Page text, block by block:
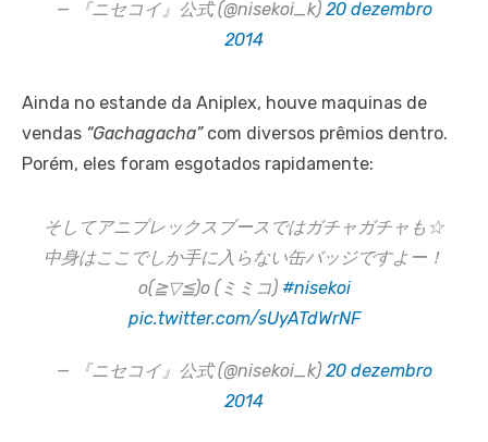
— 『ニセコイ』公式 (@nisekoi_k) 20 dezembro
2014
Ainda no estande da Aniplex, houve maquinas de
vendas “Gachagacha”com diversos prêmios dentro.
Porém, eles foram esgotados rapidamente:
そしてアニプレックスブースではガチャガチャも☆
中身はここでしか手に入らない缶バッジですよー！
o(≧▽≦)o (ミミコ) #nisekoi
pic.twitter.com/sUyATdWrNF
— 『ニセコイ』公式 (@nisekoi_k) 20 dezembro
2014